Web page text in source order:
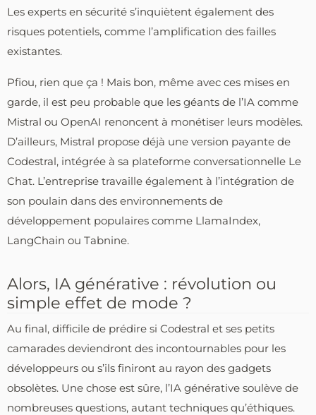
Les experts en sécurité s’inquiètent également des
risques potentiels, comme l’amplification des failles
existantes.
Pfiou, rien que ça ! Mais bon, même avec ces mises en
garde, il est peu probable que les géants de l’IA comme
Mistral ou OpenAI renoncent à monétiser leurs modèles.
D’ailleurs, Mistral propose déjà une version payante de
Codestral, intégrée à sa plateforme conversationnelle Le
Chat. L’entreprise travaille également à l’intégration de
son poulain dans des environnements de
développement populaires comme LlamaIndex,
LangChain ou Tabnine.
Alors, IA générative : révolution ou
simple effet de mode ?
Au final, difficile de prédire si Codestral et ses petits
camarades deviendront des incontournables pour les
développeurs ou s’ils finiront au rayon des gadgets
obsolètes. Une chose est sûre, l’IA générative soulève de
nombreuses questions, autant techniques qu’éthiques.